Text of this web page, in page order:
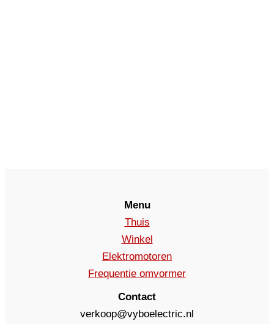
Menu
Thuis
Winkel
Elektromotoren
Frequentie omvormer
Contact
verkoop@vyboelectric.nl